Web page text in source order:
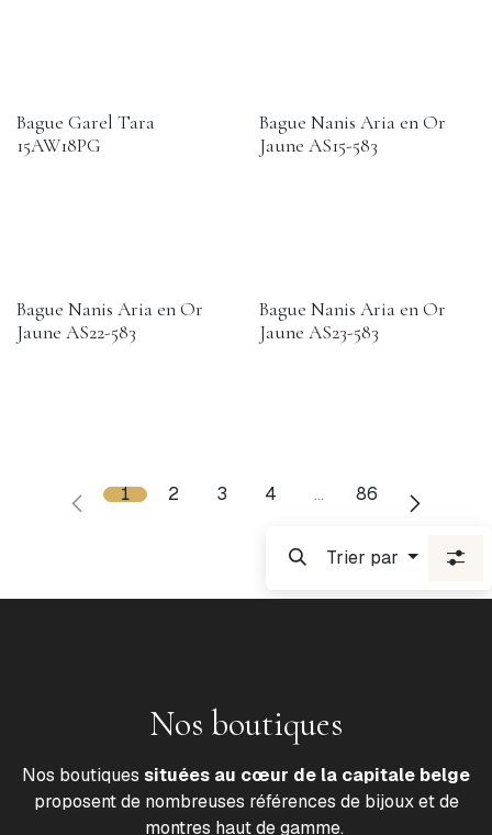
Bague Garel Tara
15AW18PG
Bague Nanis Aria en Or
Jaune AS15-583
Bague Nanis Aria en Or
Jaune AS22-583
Bague Nanis Aria en Or
Jaune AS23-583
1 2 3 4 … 86
Trier par
Nos boutiques
Nos boutiques situées au cœur de la capitale belge
proposent de nombreuses références de bijoux et de
montres haut de gamme.